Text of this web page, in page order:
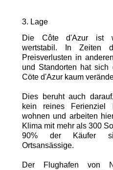
3. Lage
Die Côte d'Azur ist
wertstabil. In Zeiten
Preisverlusten in
und Standorten hat
Cöte d'Azur kaum
Dies beruht auch
kein reines Ferienziel
wohnen und arbeiten
Klima mit mehr als 300
90% der Käufer
Ortsansässige.
Der Flughafen von